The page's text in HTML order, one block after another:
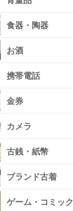
食器・陶器
お酒
携帯電話
金券
カメラ
古銭・紙幣
ブランド古着
ゲーム・コミック